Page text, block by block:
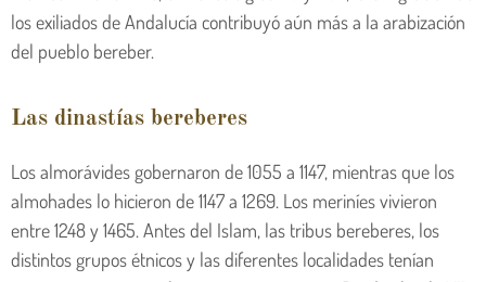
los exiliados de Andalucía contribuyó aún más a la arabización
del pueblo bereber.
Las dinastías bereberes
Los almorávides gobernaron de 1055 a 1147, mientras que los
almohades lo hicieron de 1147 a 1269. Los meriníes vivieron
entre 1248 y 1465. Antes del Islam, las tribus bereberes, los
distintos grupos étnicos y las diferentes localidades tenían